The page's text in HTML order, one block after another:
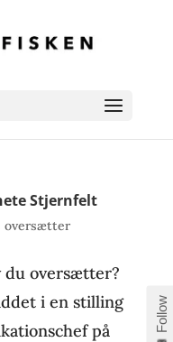
Stjernfelt
oversætter
du oversætter?
i en stilling
på
Follow